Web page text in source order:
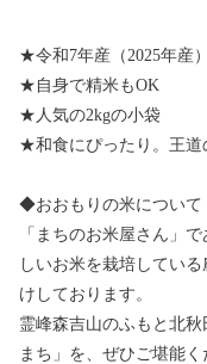
★令和7年産（2025年産）
★自身で精米もOK
★人気の2kgの小袋
★和食にぴったり。王道
◆おおもりの米について
「まちのお米屋さん」
しいお米を栽培してい
けしております。
霊峰森吉山のふもと北
まち」を、ぜひご堪能く